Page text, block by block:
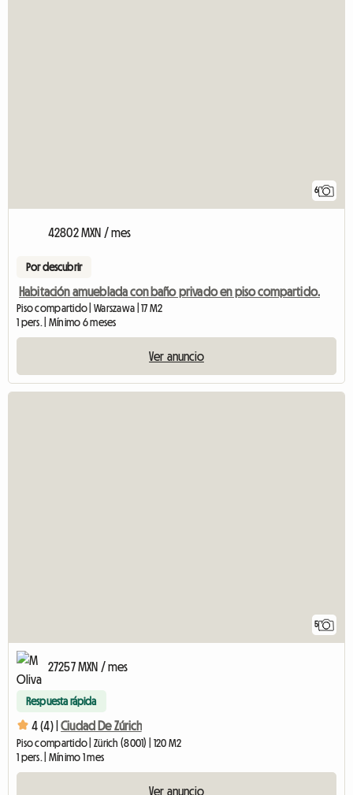
6
42802 MXN / mes
Por descubrir
Habitación amueblada con baño privado en piso compartido.
Piso compartido | Warszawa | 17 M2
1 pers. | Mínimo 6 meses
Ver anuncio
5
27257 MXN / mes
Respuesta rápida
4 (4) | Ciudad De Zúrich
Piso compartido | Zürich (8001) | 120 M2
1 pers. | Mínimo 1 mes
Ver anuncio